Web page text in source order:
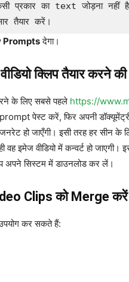
प्रकार का text जोड़ना
तैयार करें।
Promptsदेगा।
क्लिप तैयार करने की
के लिए सबसे पहले https://
पेस्ट करें, फिर अपनी
हो जाएँगी। इसी तरह हर सीन के
वह इमेज वीडियो में कन्वर्ट हो
अपने सिस्टम में डाउनलोड कर लें।
Clips को Merge करें
उपयोग कर सकते हैं: